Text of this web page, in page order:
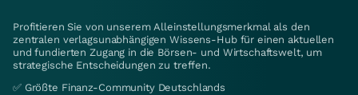
Profitieren Sie von unserem Alleinstellungsmerkmal als den
zentralen verlagsunabhängigen Wissens-Hub für einen aktuellen
und fundierten Zugang in die Börsen- und Wirtschaftswelt, um
strategische Entscheidungen zu treffen.
✅ Größte Finanz-Community Deutschlands